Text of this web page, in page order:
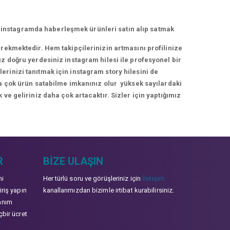
haberleşmek ürünleri satın alıp satmak
Hem takipçilerinizin artmasını profilinize
doğru yerdesiniz instagram hilesi ile profesyonel bir
tanıtmak için instagram story hilesini de
çok ürün satabilme imkanınız olur yüksek sayılardaki
geliriniz daha çok artacaktır. Sizler için yaptığımız
yapın
ücret
BIZE ULAŞIN
Her türlü soru ve görüşleriniz için İletişim
kanallarımızdan bizimle irtibat kurabilirsiniz.